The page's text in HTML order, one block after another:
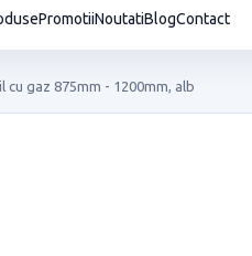
PromotiiNoutatiBlogContact
cu gaz 875mm - 1200mm, alb